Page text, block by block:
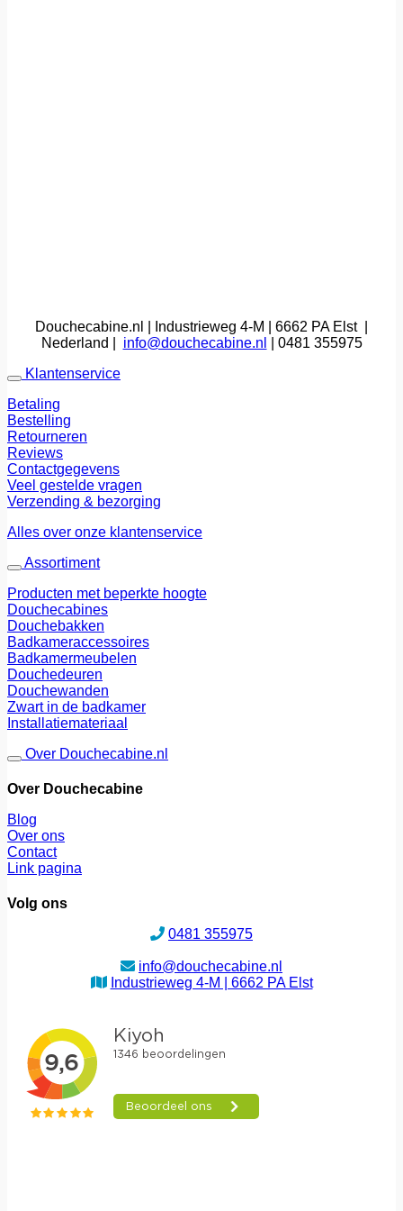
Douchecabine.nl | Industrieweg 4-M | 6662 PA Elst |
Nederland | info@douchecabine.nl
| 0481 355975
Klantenservice
Betaling
Bestelling
Retourneren
Reviews
Contactgegevens
Veel gestelde vragen
Verzending & bezorging
Alles over onze klantenservice
Assortiment
Producten met beperkte hoogte
Douchecabines
Douchebakken
Badkameraccessoires
Badkamermeubelen
Douchedeuren
Douchewanden
Zwart in de badkamer
Installatiemateriaal
Over Douchecabine.nl
Over Douchecabine
Blog
Over ons
Contact
Link pagina
Volg ons
0481 355975
info@douchecabine.nl
Industrieweg 4-M | 6662 PA Elst